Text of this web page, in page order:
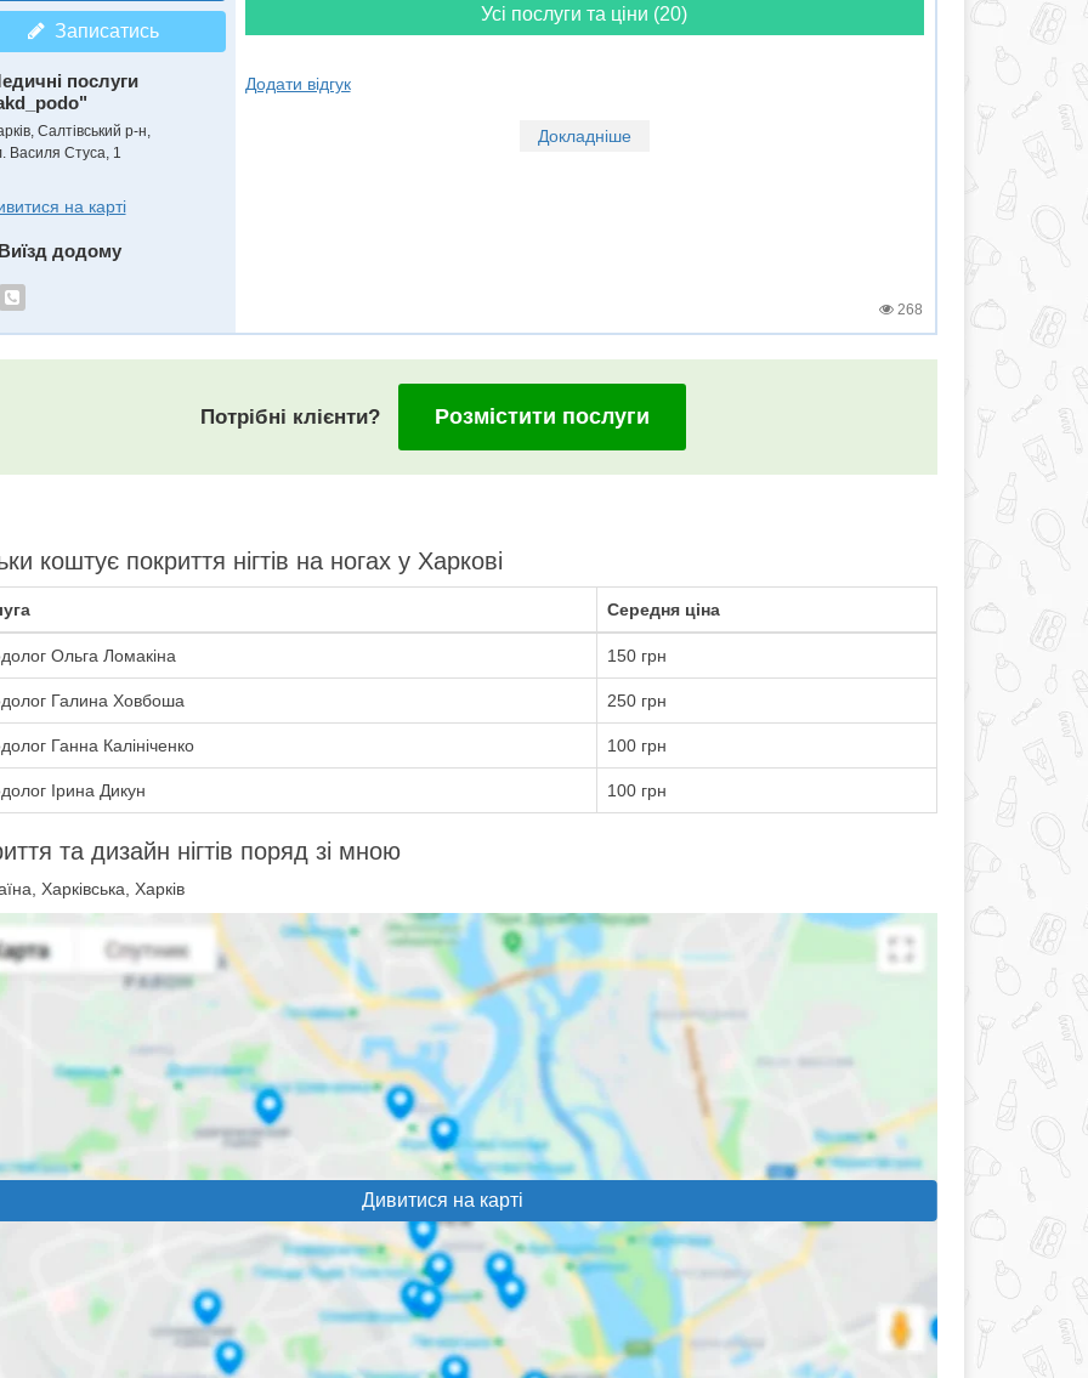
Записатись
послуги
Салтівський р-н,
Василя Стуса, 1
на карті
додому
Усі послуги та ціни (20)
Додати відгук
Докладніше
268
Потрібні клієнти? Розмістити послуги
коштує покриття нігтів на ногах у Харкові
Середня ціна
Ольга Ломакiна 150 грн
Галина Ховбоша 250 грн
Ганна Калініченко 100 грн
Ірина Дикун 100 грн
та дизайн нігтів поряд зі мною
Харківська, Харків
Дивитися на карті